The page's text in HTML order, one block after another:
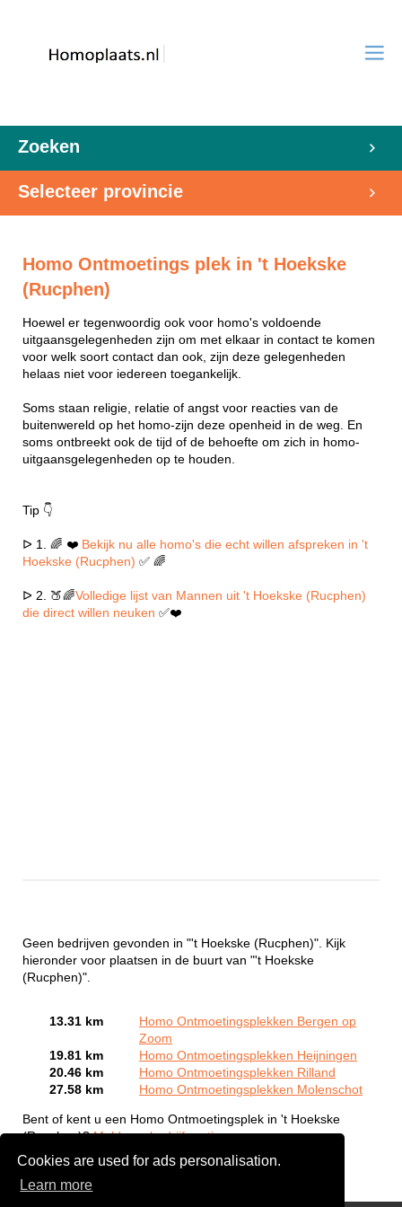
Cookies are used for ads personalisation.
Learn more
Zoeken
Selecteer provincie
Homo Ontmoetings plek in 't Hoekske
(Rucphen)
Hoewel er tegenwoordig ook voor homo's voldoende
uitgaansgelegenheden zijn om met elkaar in contact te komen
voor welk soort contact dan ook, zijn deze gelegenheden
helaas niet voor iedereen toegankelijk.
Soms staan religie, relatie of angst voor reacties van de
buitenwereld op het homo-zijn deze openheid in de weg. En
soms ontbreekt ook de tijd of de behoefte om zich in homo-
uitgaansgelegenheden op te houden.
Tip 👇
ᐅ 1. 🌈 ❤️ Bekijk nu alle homo's die echt willen afspreken in 't
Hoekske (Rucphen) ✅ 🌈
ᐅ 2. 🍑🌈Volledige lijst van Mannen uit 't Hoekske (Rucphen)
die direct willen neuken ✅❤️
Geen bedrijven gevonden in "'t Hoekske (Rucphen)". Kijk
hieronder voor plaatsen in de buurt van "'t Hoekske
(Rucphen)".
13.31 km
Homo Ontmoetingsplekken Bergen op
Zoom
19.81 km
Homo Ontmoetingsplekken Heijningen
20.46 km
Homo Ontmoetingsplekken Rilland
27.58 km
Homo Ontmoetingsplekken Molenschot
Bent of kent u een Homo Ontmoetingsplek in 't Hoekske
(Rucphen)?Meld een bedrijf gratis aan